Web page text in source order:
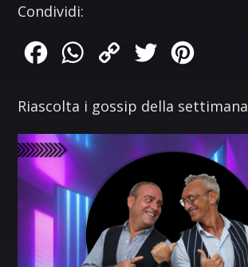
Condividi:
FacebookWhatsApp
Copy
Twitter
Riascolta i gossip della settimana